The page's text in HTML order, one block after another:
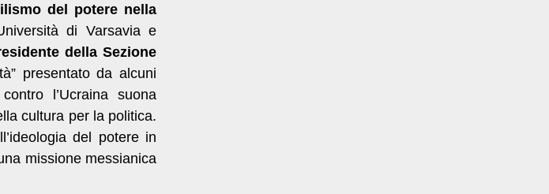
del potere nella
di Varsavia e
dellaSezione
presentato da alcuni
l’Ucraina suona
cultura per la politica.
del potere in
missione messianica